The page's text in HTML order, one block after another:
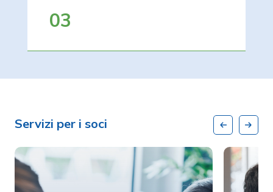
03
Servizi per i soci